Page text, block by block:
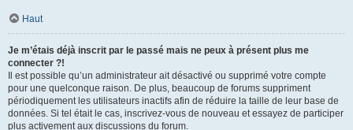
Haut
Je m’étais déjà inscrit par le passé mais ne peux à présent plus me
connecter ?!
Il est possible qu’un administrateur ait désactivé ou supprimé votre compte
pour une quelconque raison. De plus, beaucoup de forums suppriment
périodiquement les utilisateurs inactifs afin de réduire la taille de leur base de
données. Si tel était le cas, inscrivez-vous de nouveau et essayez de participer
plus activement aux discussions du forum.